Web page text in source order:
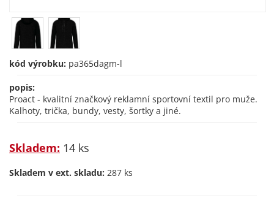
kód výrobku: pa365dagm-l
popis:
Proact - kvalitní značkový reklamní sportovní textil pro muže.
Kalhoty, trička, bundy, vesty, šortky a jiné.
Skladem: 14 ks
Skladem v ext. skladu: 287 ks